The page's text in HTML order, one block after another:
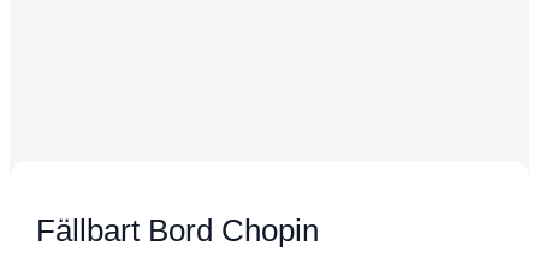
Fällbart Bord Chopin